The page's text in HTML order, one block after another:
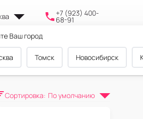
Ваш город
Томск Новосибирск
+7 (923) 400-
68-91
Cравнение Корзина
Сортировка: По умолчанию